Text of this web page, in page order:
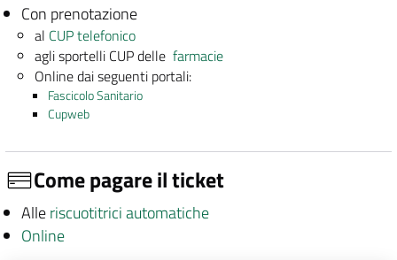
Con prenotazione
al CUP telefonico
agli sportelli CUP dellefarmacie
Online dai seguenti portali:
Fascicolo Sanitario
Cupweb
Come pagare il ticket
Alleriscuotitrici automatiche
Online